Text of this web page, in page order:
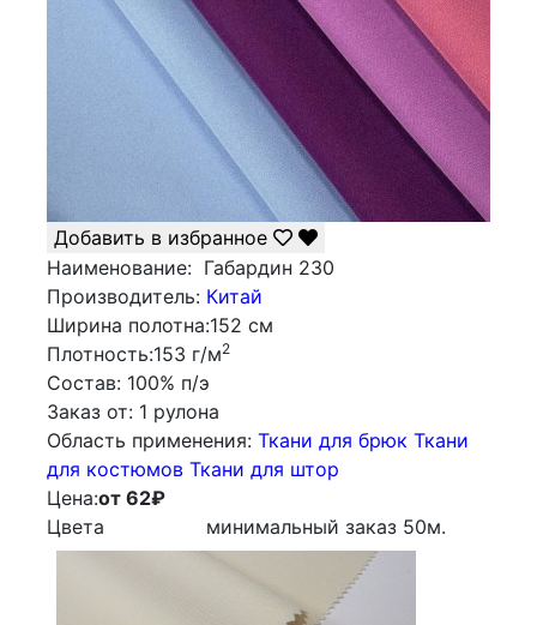
Добавить в избранное
Наименование: Габардин 230
Производитель: Китай
Ширина полотна:152 см
Плотность:153 г/м2
Состав: 100% п/э
Заказ от: 1 рулона
Облаcть применения: Ткани для брюк Ткани
для костюмов Ткани для штор
Цена:от 62₽
Цвета
минимальный заказ 50м.